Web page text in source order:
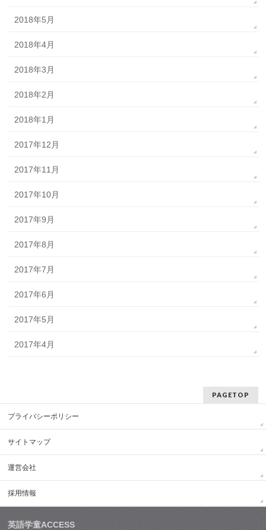
2018年5月
2018年4月
2018年3月
2018年2月
2018年1月
2017年12月
2017年11月
2017年10月
2017年9月
2017年8月
2017年7月
2017年6月
2017年5月
2017年4月
PAGETOP
プライバシーポリシー
サイトマップ
運営会社
採用情報
英語学童ACCESS